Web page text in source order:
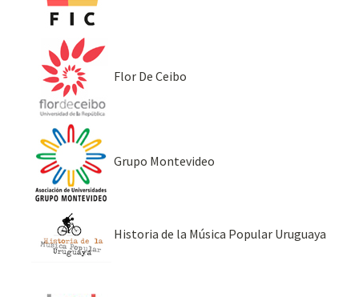
Flor De Ceibo
Grupo Montevideo
Historia de la Música Popular Uruguaya